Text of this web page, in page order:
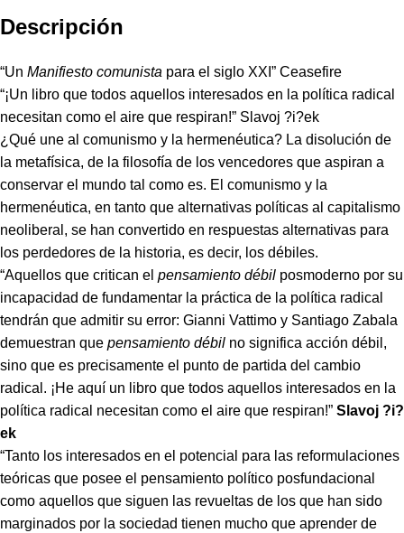
Descripción
“Un Manifiesto comunista para el siglo XXI” Ceasefire
“¡Un libro que todos aquellos interesados en la política radical
necesitan como el aire que respiran!” Slavoj ?i?ek
¿Qué une al comunismo y la hermenéutica? La disolución de
la metafísica, de la filosofía de los vencedores que aspiran a
conservar el mundo tal como es. El comunismo y la
hermenéutica, en tanto que alternativas políticas al capitalismo
neoliberal, se han convertido en respuestas alternativas para
los perdedores de la historia, es decir, los débiles.
“Aquellos que critican el pensamiento débil posmoderno por su
incapacidad de fundamentar la práctica de la política radical
tendrán que admitir su error: Gianni Vattimo y Santiago Zabala
demuestran que pensamiento débil no significa acción débil,
sino que es precisamente el punto de partida del cambio
radical. ¡He aquí un libro que todos aquellos interesados en la
política radical necesitan como el aire que respiran!” Slavoj ?i?
ek
“Tanto los interesados en el potencial para las reformulaciones
teóricas que posee el pensamiento político posfundacional
como aquellos que siguen las revueltas de los que han sido
marginados por la sociedad tienen mucho que aprender de